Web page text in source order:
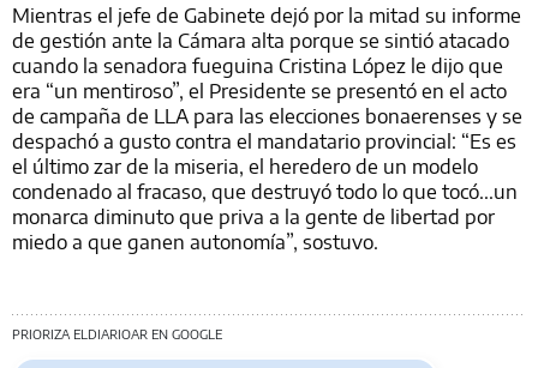
Mientras el jefe de Gabinete dejó por la mitad su informe
de gestión ante la Cámara alta porque se sintió atacado
cuando la senadora fueguina Cristina López le dijo que
era “un mentiroso”, el Presidente se presentó en el acto
de campaña de LLA para las elecciones bonaerenses y se
despachó a gusto contra el mandatario provincial: “Es es
el último zar de la miseria, el heredero de un modelo
condenado al fracaso, que destruyó todo lo que tocó...un
monarca diminuto que priva a la gente de libertad por
miedo a que ganen autonomía”, sostuvo.
PRIORIZA ELDIARIOAR EN GOOGLE